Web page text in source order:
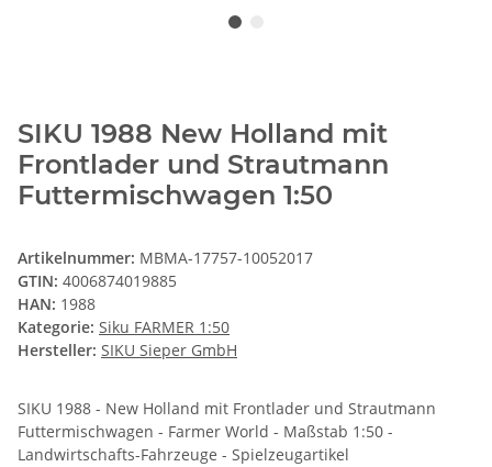
SIKU 1988 New Holland mit
Frontlader und Strautmann
Futtermischwagen 1:50
Artikelnummer: MBMA-17757-10052017
GTIN: 4006874019885
HAN: 1988
Kategorie: Siku FARMER 1:50
Hersteller: SIKU Sieper GmbH
SIKU 1988 - New Holland mit Frontlader und Strautmann
Futtermischwagen - Farmer World - Maßstab 1:50 -
Landwirtschafts-Fahrzeuge - Spielzeugartikel